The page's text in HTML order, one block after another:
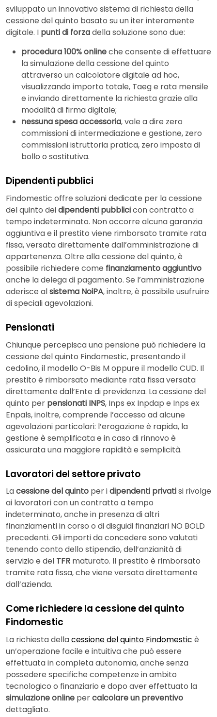
sviluppato un innovativo sistema di richiesta della
cessione del quinto basato su un iter interamente
digitale. I punti di forzadella soluzione sono due:
procedura 100% onlineche consente di effettuare
la simulazione della cessione del quinto
attraverso un calcolatore digitale ad hoc,
visualizzando importo totale, Taeg e rata mensile
e inviando direttamente la richiesta grazie alla
modalità di firma digitale;
nessuna spesa accessoria, vale a dire zero
commissioni di intermediazione e gestione, zero
commissioni istruttoria pratica, zero imposta di
bollo o sostitutiva.
Dipendenti pubblici
Findomestic offre soluzioni dedicate per la cessione
del quinto deidipendenti pubblicicon contratto a
tempo indeterminato. Non occorre alcuna garanzia
aggiuntiva e il prestito viene rimborsato tramite rata
fissa, versata direttamente dall’amministrazione di
appartenenza. Oltre alla cessione del quinto, è
possibile richiedere come finanziamento aggiuntivo
anche la delega di pagamento. Se l’amministrazione
aderisce alsistema NoiPA, inoltre, è possibile usufruire
di speciali agevolazioni.
Pensionati
Chiunque percepisca una pensione può richiedere la
cessione del quinto Findomestic, presentando il
cedolino, il modello O-Bis M oppure il modello CUD. Il
prestito è rimborsato mediante rata fissa versata
direttamente dall’Ente di previdenza. La cessione del
quinto per pensionati INPS, Inps ex Inpdap e Inps ex
Enpals, inoltre, comprende l’accesso ad alcune
agevolazioni particolari: l’erogazione è rapida, la
gestione è semplificata e in caso di rinnovo è
assicurata una maggiore rapidità e semplicità.
Lavoratori del settore privato
Lacessione del quinto per idipendenti privatisi rivolge
ai lavoratori con un contratto a tempo
indeterminato, anche in presenza di altri
finanziamenti in corso o di disguidi finanziari NO BOLD
precedenti. Gli importi da concedere sono valutati
tenendo conto dello stipendio, dell’anzianità di
servizio e del TFR maturato. Il prestito è rimborsato
tramite rata fissa, che viene versata direttamente
dall’azienda.
Come richiedere la cessione del quinto
Findomestic
La richiesta dellacessione del quinto Findomestic è
un’operazione facile e intuitiva che può essere
effettuata in completa autonomia, anche senza
possedere specifiche competenze in ambito
tecnologico o finanziario e dopo aver effettuato la
simulazione online percalcolare un preventivo
dettagliato.